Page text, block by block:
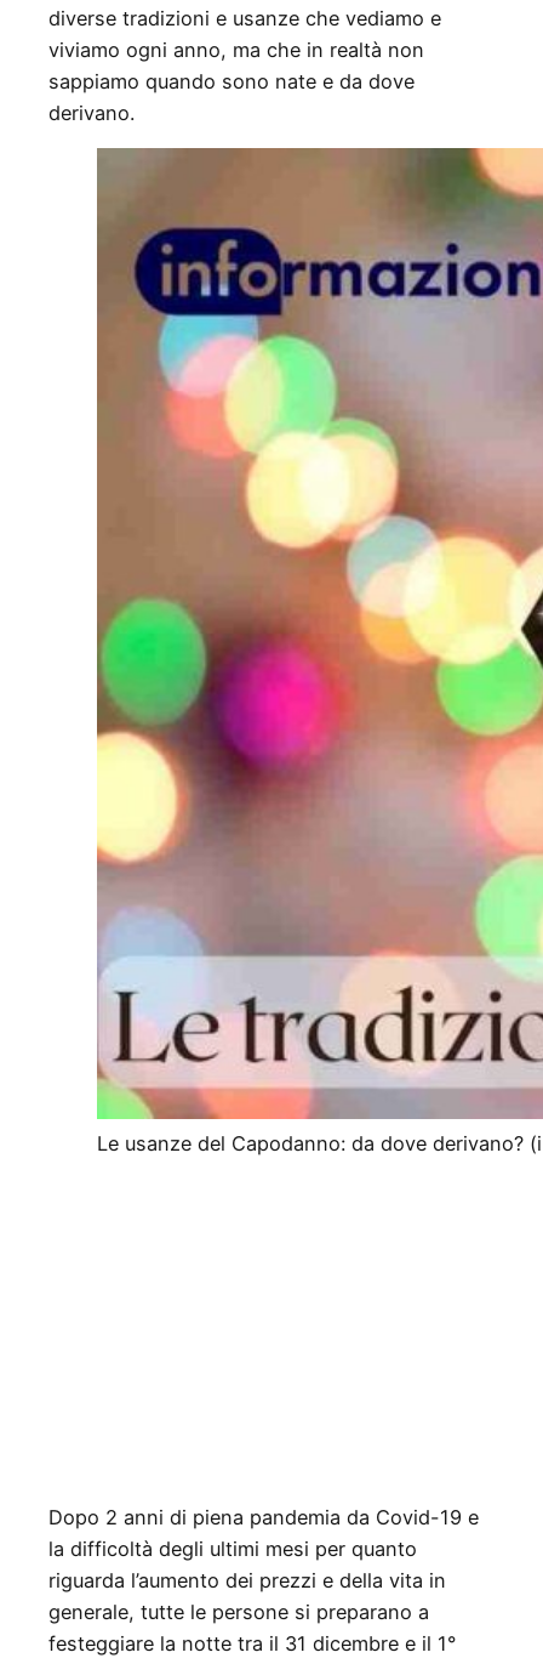
diverse tradizioni e usanze che vediamo e
viviamo ogni anno, ma che in realtà non
sappiamo quando sono nate e da dove
derivano.
Le usanze del Capodanno: da dove derivano?
Dopo 2 anni di piena pandemia da Covid-19 e
la difficoltà degli ultimi mesi per quanto
riguarda l’aumento dei prezzi e della vita in
generale, tutte le persone si preparano a
festeggiare la notte tra il 31 dicembre e il 1°